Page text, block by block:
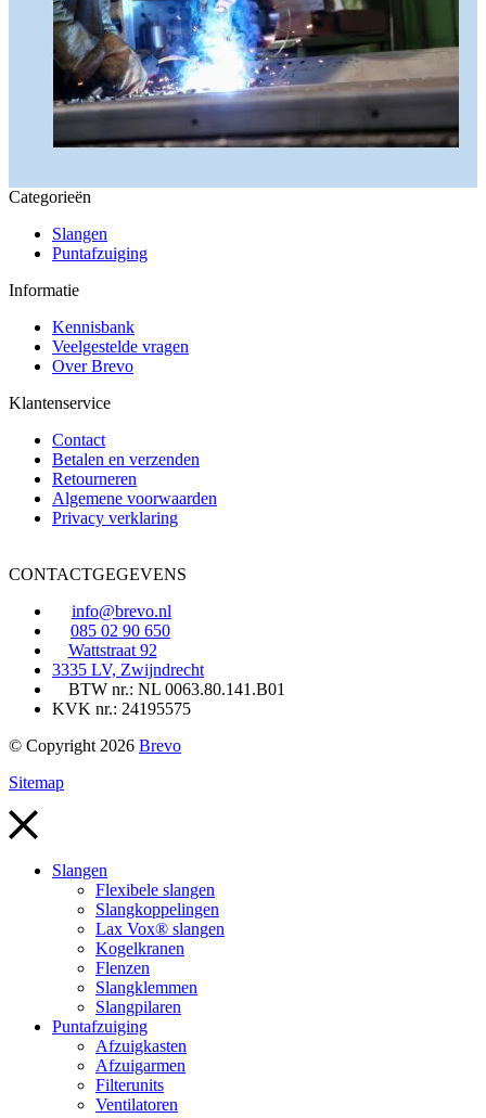
Categorieën
Slangen
Puntafzuiging
Informatie
Kennisbank
Veelgestelde vragen
Over Brevo
Klantenservice
Contact
Betalen en verzenden
Retourneren
Algemene voorwaarden
Privacy verklaring
CONTACTGEGEVENS
info@brevo.nl
085 02 90 650
Wattstraat 92
3335 LV, Zwijndrecht
BTW nr.: NL 0063.80.141.B01
KVK nr.: 24195575
© Copyright 2026 Brevo
Sitemap
Slangen
Flexibele slangen
Slangkoppelingen
Lax Vox® slangen
Kogelkranen
Flenzen
Slangklemmen
Slangpilaren
Puntafzuiging
Afzuigkasten
Afzuigarmen
Filterunits
Ventilatoren